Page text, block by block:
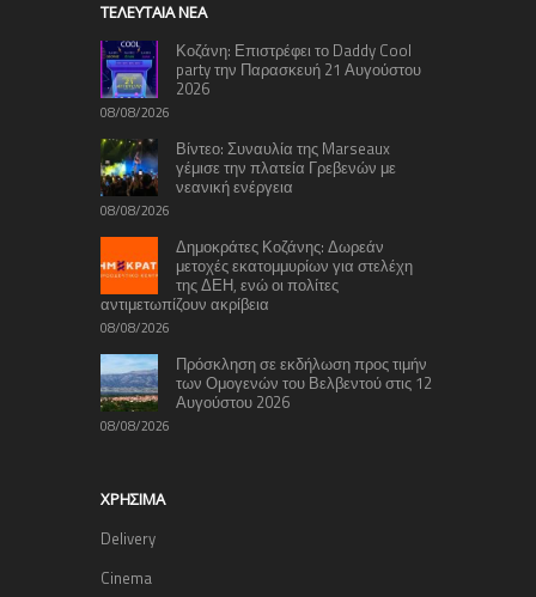
TΕΛΕΥΤΑΊΑ ΝΈΑ
Κοζάνη: Επιστρέφει το Daddy Cool
party την Παρασκευή 21 Αυγούστου
2026
08/08/2026
Βίντεο: Συναυλία της Marseaux
γέμισε την πλατεία Γρεβενών με
νεανική ενέργεια
08/08/2026
Δημοκράτες Κοζάνης: Δωρεάν
μετοχές εκατομμυρίων για στελέχη
της ΔΕΗ, ενώ οι πολίτες
αντιμετωπίζουν ακρίβεια
08/08/2026
Πρόσκληση σε εκδήλωση προς τιμήν
των Ομογενών του Βελβεντού στις 12
Αυγούστου 2026
08/08/2026
ΧΡΉΣΙΜΑ
Delivery
Cinema